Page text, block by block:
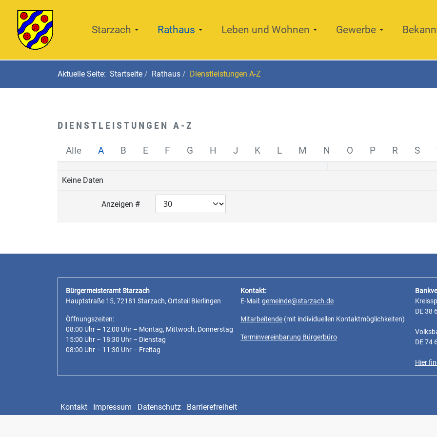
Starzach Rathaus Leben und Wohnen Gewerbe
Aktuelle Seite: Startseite Rathaus Dienstleistungen A-Z
DIENSTLEISTUNGEN A-Z
Alle A B E F G H J K L M N O P R S
Anzeigen #
Keine Daten
Bürgermeisteramt Starzach
Hauptstraße 15, 72181 Starzach, Ortsteil Bierlingen
Öffnungszeiten:
08:00 Uhr – 12:00 Uhr – Montag, Mittwoch, Donnerstag
15:00 Uhr – 18:30 Uhr – Dienstag
08:00 Uhr – 11:30 Uhr – Freitag
Kontakt:
E-Mail:gemeinde@starzach.de
Mitarbeitende (mit individuellen Kontaktmöglichkeiten)
Terminvereinbarung Bürgerbüro
DE 38
DE 74
Hier
Kontakt Impressum Datenschutz Barrierefreiheit